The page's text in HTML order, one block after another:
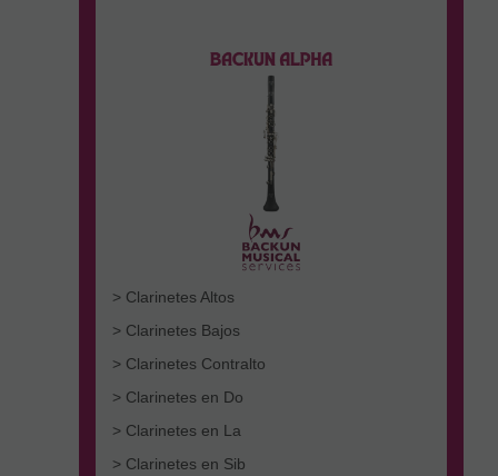
> Clarinetes Altos
> Clarinetes Bajos
> Clarinetes Contralto
> Clarinetes en Do
> Clarinetes en La
> Clarinetes en Sib